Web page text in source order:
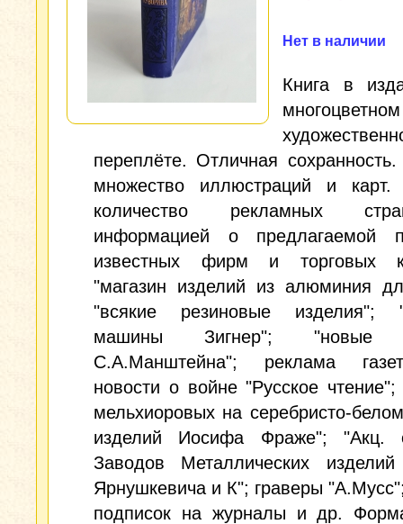
Нет в наличии
Книга в
многоцветном
переплёте. Отличная
множество иллюстраций и
количество рекламных
информацией о предлагаемой
известных фирм и торговых
"магазин изделий из алюминия
"всякие резиновые изделия";
машины Зигнер"; "новые
С.А.Манштейна"; реклама
новости о войне "Русское
мельхиоровых на серебристо-
изделий Иосифа Фраже"; "Акц.
Заводов Металлических
Ярнушкевича и К"; граверы
подписок на журналы и др.